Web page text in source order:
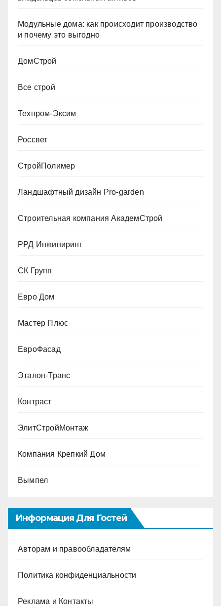
Модульные дома: как происходит производство
и почему это выгодно
ДомСтрой
Все строй
Техпром-Эксим
Россвет
СтройПолимер
Ландшафтный дизайн Pro-garden
Строительная компания АкадемСтрой
РРД Инжиниринг
СК Групп
Евро Дом
Мастер Плюс
ЕвроФасад
Эталон-Транс
Контраст
ЭлитСтройМонтаж
Компания Крепкий Дом
Вымпел
Информация Для Гостей
Авторам и правообладателям
Политика конфиденциальности
Реклама и Контакты